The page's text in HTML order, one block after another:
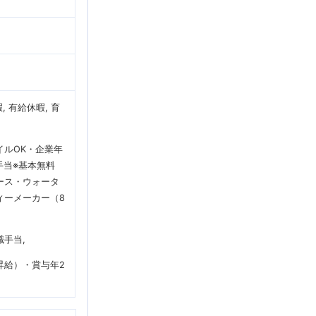
, 有給休暇, 育
ルOK・企業年
当※基本無料
ス・ウォータ
ーメーカー（8
手当
給）・賞与年2